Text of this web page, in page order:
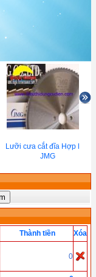
Lưỡi cưa cắt đĩa Hợp Kim
JMG
Thành tiền Xóa
0